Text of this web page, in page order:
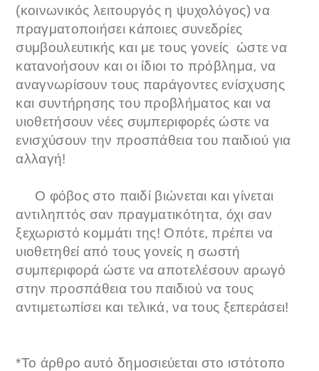
(κοινωνικός λειτουργός η ψυχολόγος) να
πραγματοποιήσει κάποιες συνεδρίες
συμβουλευτικής και με τους γονείς ώστε να
κατανοήσουν και οι ίδιοι το πρόβλημα, να
αναγνωρίσουν τους παράγοντες ενίσχυσης
και συντήρησης του προβλήματος και να
υιοθετήσουν νέες συμπεριφορές ώστε να
ενισχύσουν την προσπάθεια του παιδιού για
αλλαγή!
Ο φόβος στο παιδί βιώνεται και γίνεται
αντιληπτός σαν πραγματικότητα, όχι σαν
ξεχωριστό κομμάτι της! Οπότε, πρέπει να
υιοθετηθεί από τους γονείς η σωστή
συμπεριφορά ώστε να αποτελέσουν αρωγό
στην προσπάθεια του παιδιού να τους
αντιμετωπίσει και τελικά, να τους ξεπεράσει!
*Το άρθρο αυτό δημοσιεύεται στο ιστότοπο